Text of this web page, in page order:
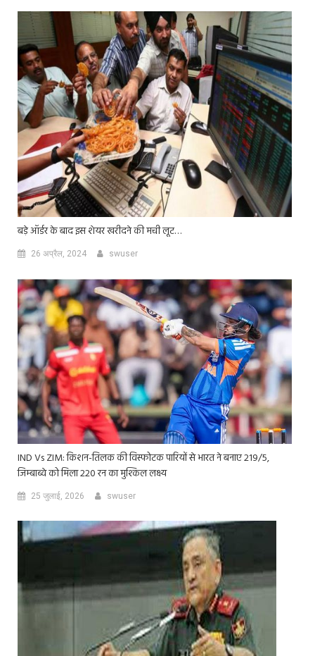
बड़े ऑर्डर के बाद इस शेयर खरीदने की मची लूट…
26 अप्रैल, 2024 swuser
IND Vs ZIM: किशन-तिलक की विस्फोटक पारियों से भारत ने बनाए 219/5,
जिम्बाब्वे को मिला 220 रन का मुश्किल लक्ष्य
25 जुलाई, 2026 swuser